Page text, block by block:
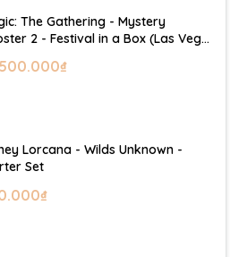
The Gathering - Mystery
2 - Festival in a Box (Las Vegas
Lorcana - Wilds Unknown -
Set